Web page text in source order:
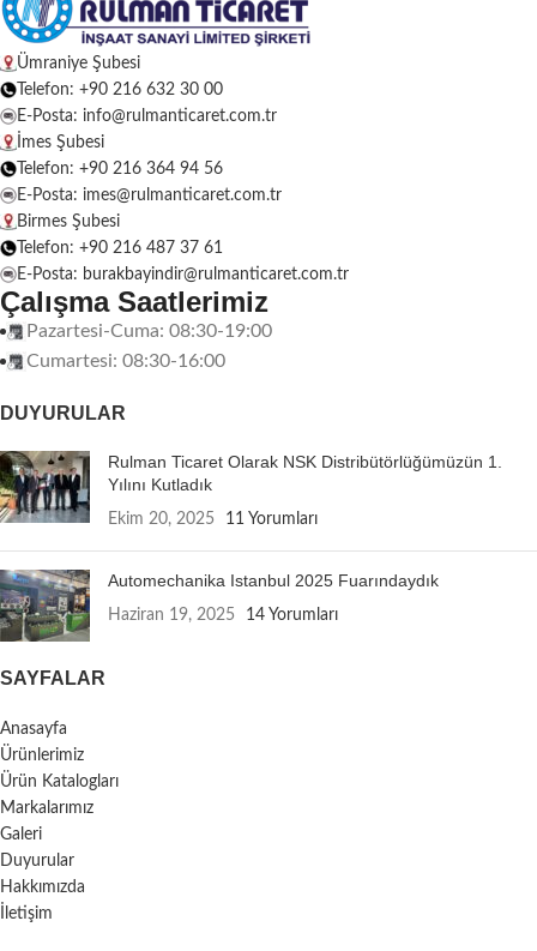
Ümraniye Şubesi
Telefon: +90 216 632 30 00
E-Posta: info@rulmanticaret.com.tr
İmes Şubesi
Telefon: +90 216 364 94 56
E-Posta: imes@rulmanticaret.com.tr
Birmes Şubesi
Telefon: +90 216 487 37 61
E-Posta: burakbayindir@rulmanticaret.com.tr
Çalışma Saatlerimiz
Pazartesi-Cuma: 08:30-19:00
Cumartesi: 08:30-16:00
DUYURULAR
Rulman Ticaret Olarak NSK Distribütörlüğümüzün 1.
Yılını Kutladık
Ekim 20, 2025 11 Yorumları
Automechanika Istanbul 2025 Fuarındaydık
Haziran 19, 2025 14 Yorumları
SAYFALAR
Anasayfa
Ürünlerimiz
Ürün Katalogları
Markalarımız
Galeri
Duyurular
Hakkımızda
İletişim